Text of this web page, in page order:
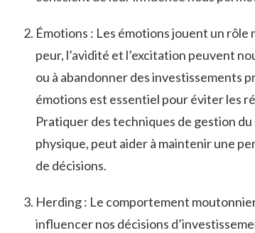
Émotions : Les émotions jouent un rôle
peur, l’avidité et l’excitation peuvent
‍ou‍ à abandonner des ⁤investissements
⁢émotions est ‌essentiel pour éviter les
Pratiquer des‌ techniques ⁤de ⁤gestion
physique, ⁢peut‌ aider à ​maintenir une
de décisions.
Herding : Le‍ comportement⁢
influencer nos décisions